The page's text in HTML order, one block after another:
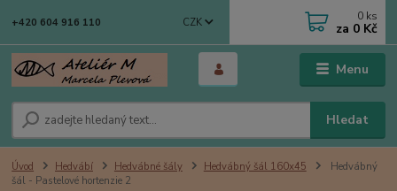
Menu
CZK
Hledat
+420 604 916 110 0 ks
za 0 Kč
Úvod Hedvábí Hedvábné šály Hedvábný šál 160x45
Hedvábný
šál - Pastelové hortenzie 2